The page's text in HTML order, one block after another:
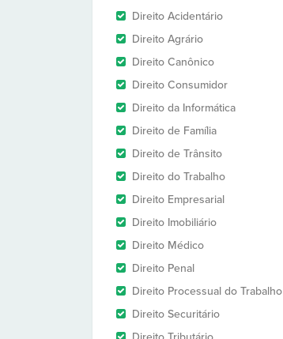
Direito Acidentário
Direito Agrário
Direito Canônico
Direito Consumidor
Direito da Informática
Direito de Família
Direito de Trânsito
Direito do Trabalho
Direito Empresarial
Direito Imobiliário
Direito Médico
Direito Penal
Direito Processual do Trabalho
Direito Securitário